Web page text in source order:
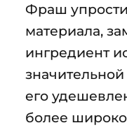
Фраш
материала,
ингредиент
его
более